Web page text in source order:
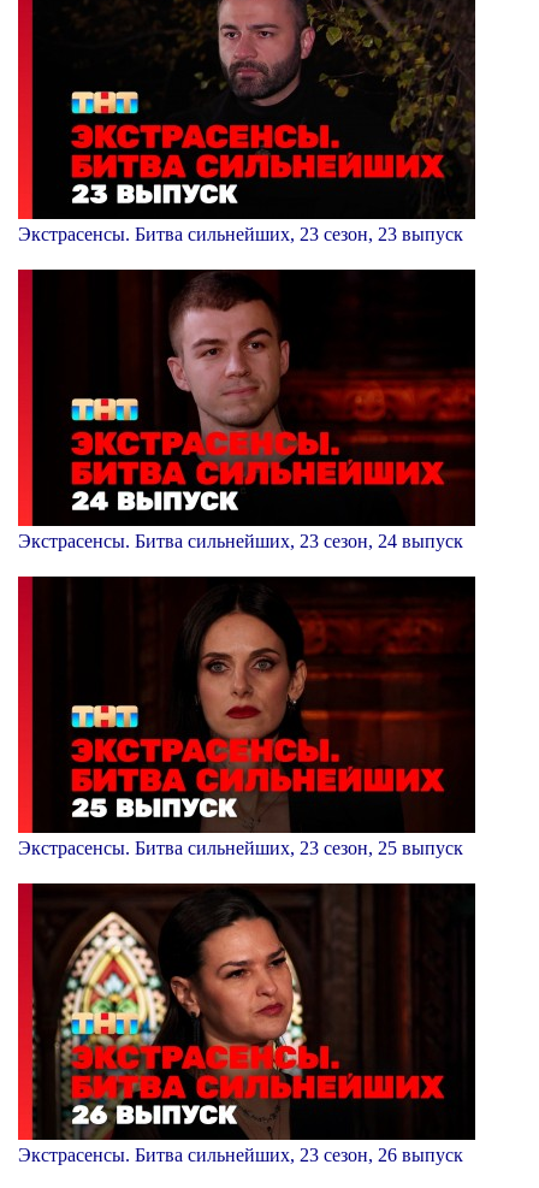
Экстрасенсы. Битва сильнейших, 23 сезон, 23 выпуск
Экстрасенсы. Битва сильнейших, 23 сезон, 24 выпуск
Экстрасенсы. Битва сильнейших, 23 сезон, 25 выпуск
Экстрасенсы. Битва сильнейших, 23 сезон, 26 выпуск